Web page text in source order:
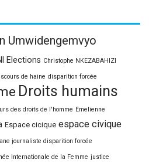
Umwidengemvyo
Elections Christophe NKEZABAHIZI
de haine disparition forcée
Droits humains
des droits de l'homme Emelienne
Espace cicique espace civique
journaliste disparition forcée
Internationale de la Femme justice